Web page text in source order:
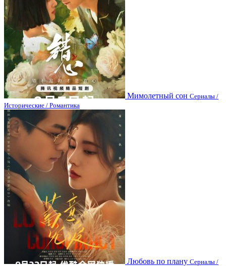
Мимолетный сон Сериалы /
Исторические / Романтика
Любовь по плану Сериалы /